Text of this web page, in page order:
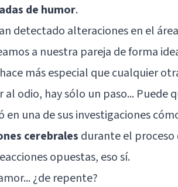
de humor.
detectado alteraciones en el
a nuestra pareja de forma
más especial que cualquier
al odio, hay sólo un paso... Puede
en una de sus investigaciones
cerebrales durante el
opuestas, eso sí.
¿de repente?